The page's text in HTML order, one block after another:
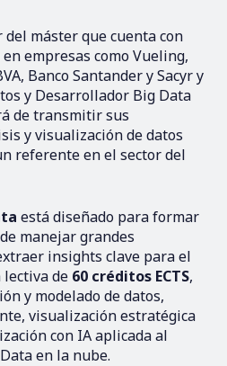
del máster que cuenta con
empresas como Vueling,
Banco Santander y Sacyr y
y Desarrollador Big Data
de transmitir sus
y visualización de datos
referente en el sector del
está diseñado para formar
manejar grandes
insights clave para el
lectiva de 60 créditos ECTS,
y modelado de datos,
visualización estratégica
con IA aplicada al
en la nube.